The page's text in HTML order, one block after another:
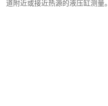
道附近或接近热源的液压缸测量。